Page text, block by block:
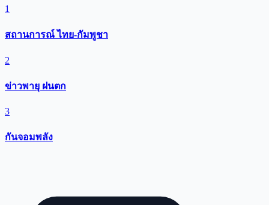
1
สถานการณ์ ไทย-กัมพูชา
2
ข่าวพายุ ฝนตก
3
กันจอมพลัง